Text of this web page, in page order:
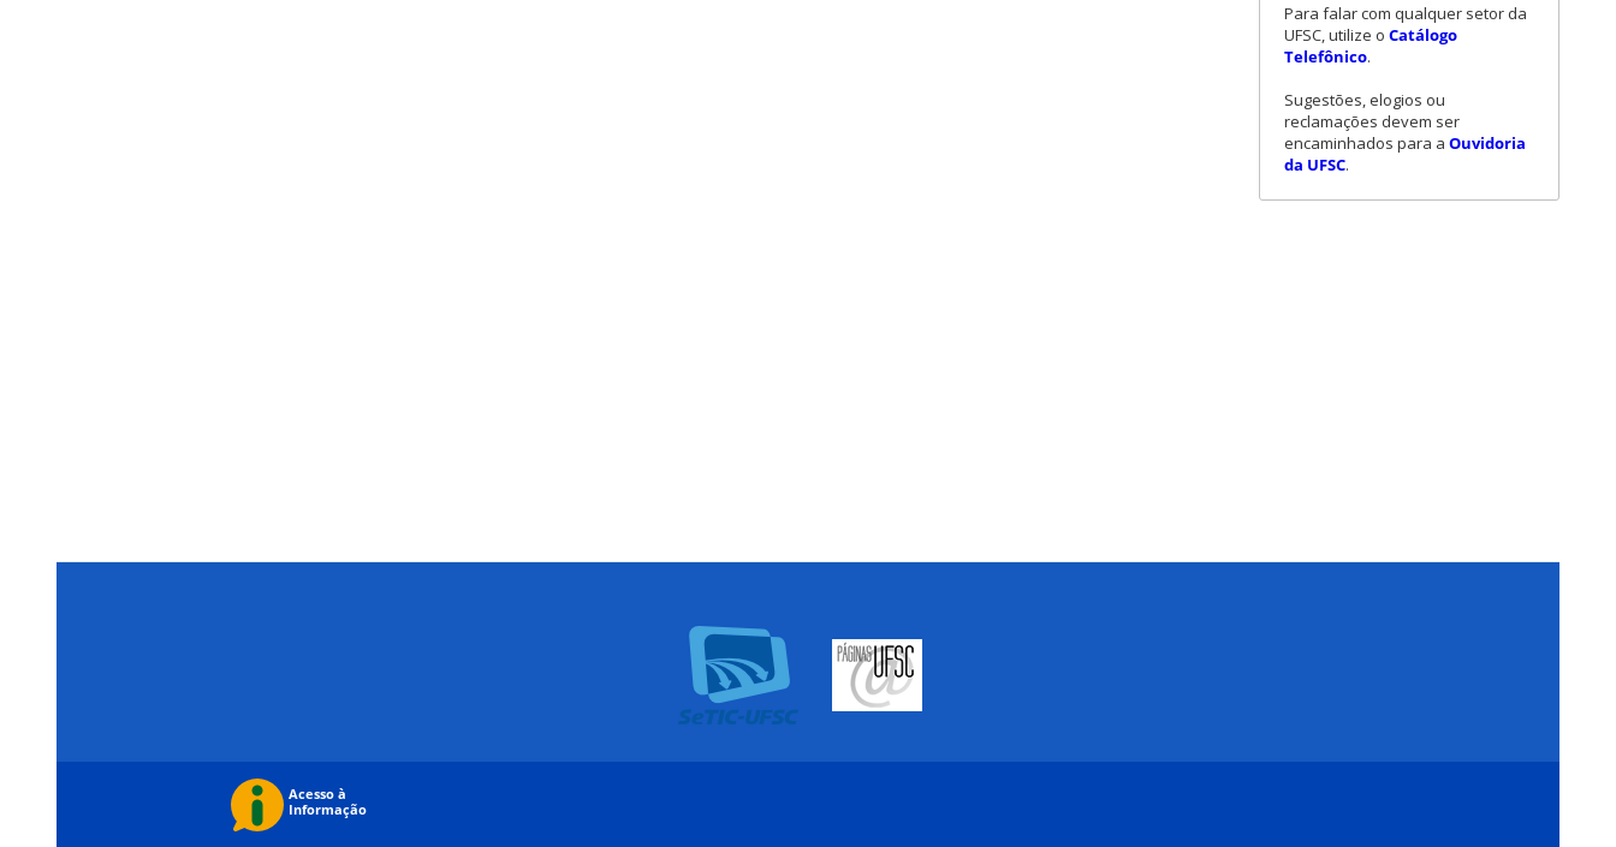
Para falar com qualquer setor da
UFSC, utilize o Catálogo
Telefônico.
Sugestões, elogios ou
reclamações devem ser
encaminhados para a Ouvidoria
da UFSC.